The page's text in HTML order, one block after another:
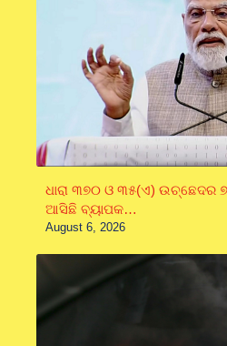
ଧାରା ୩୭୦ ଓ ୩୫(ଏ) ଉଚ୍ଛେଦର
ଆସିଛି ବ୍ୟାପକ…
August 6, 2026